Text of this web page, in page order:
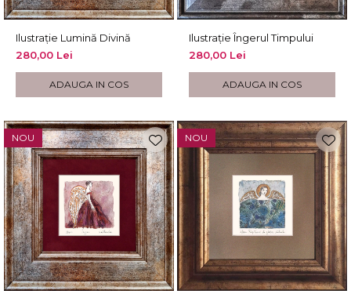
Ilustrație Lumină Divină
280,00 Lei
ADAUGA IN COS
Ilustrație Îngerul Timpului
280,00 Lei
ADAUGA IN COS
NOU NOU